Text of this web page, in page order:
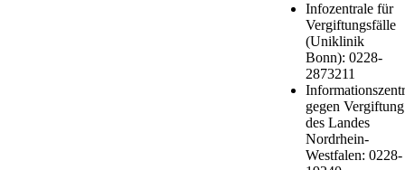
Infozentrale für
Vergiftungsfälle
(Uniklinik
Bonn): 0228-
2873211
gegen Vergiftung
des Landes
Nordrhein-
Westfalen: 0228-